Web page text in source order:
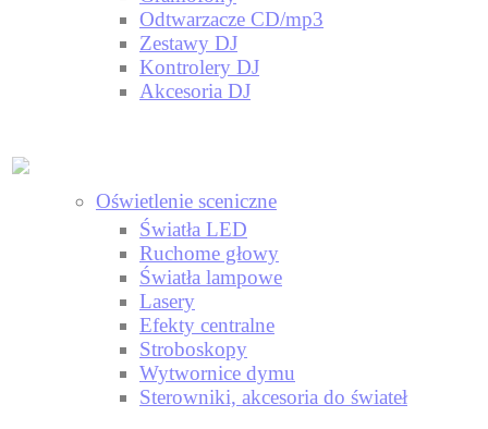
Odtwarzacze CD/mp3
Zestawy DJ
Kontrolery DJ
Akcesoria DJ
Oświetlenie sceniczne
Światła LED
Ruchome głowy
Światła lampowe
Lasery
Efekty centralne
Stroboskopy
Wytwornice dymu
Sterowniki, akcesoria do świateł